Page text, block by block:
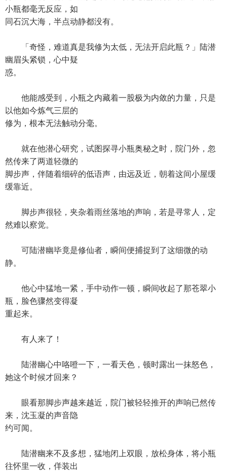
小瓶都毫无反应，如
同石沉大海，半点动静都没有。
「奇怪，难道真是我修为太低，无法开启此瓶？」陆潜
幽眉头紧锁，心中疑
惑。
他能感受到，小瓶之内藏着一股极为内敛的力量，只是
以他如今炼气三层的
修为，根本无法触动分毫。
就在他潜心研究，试图探寻小瓶奥秘之时，院门外，忽
然传来了两道轻微的
脚步声，伴随着细碎的低语声，由远及近，朝着这间小屋缓
缓靠近。
脚步声很轻，夹杂着雨丝落地的声响，若是寻常人，定
然难以察觉。
可陆潜幽毕竟是修仙者，瞬间便捕捉到了这细微的动
静。
他心中猛地一紧，手中动作一顿，瞬间收起了那苍翠小
瓶，脸色骤然变得凝
重起来。
有人来了！
陆潜幽心中咯噔一下，一看天色，顿时露出一抹怒色，
她这个时候才回来？
眼看那脚步声越来越近，院门被轻轻推开的声响已然传
来，沈玉凝的声音隐
约可闻。
陆潜幽来不及多想，猛地闭上双眼，放松身体，将小瓶
往怀里一收，佯装出